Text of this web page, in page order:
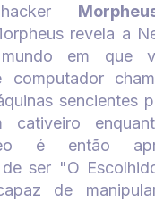
hacker
revela a
em que
computador
sencientes
cativeiro
é então
ser "O
de